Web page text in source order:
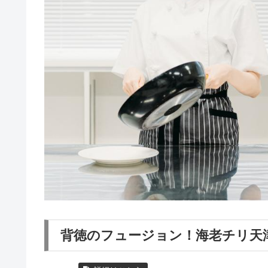
背徳のフュージョン！海老チリ天